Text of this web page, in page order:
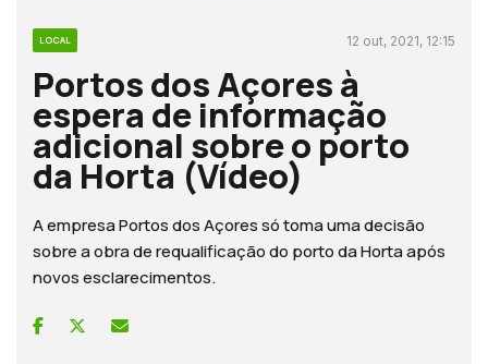
LOCAL 12 out, 2021, 12:15
Portos dos Açores à
espera de informação
adicional sobre o porto
da Horta (Vídeo)
A empresa Portos dos Açores só toma uma decisão
sobre a obra de requalificação do porto da Horta após
novos esclarecimentos.